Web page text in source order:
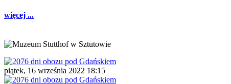
więcej ...
piątek, 16 września 2022 18:15